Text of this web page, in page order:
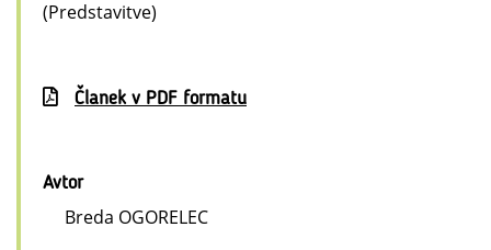
(Predstavitve)
Članek v PDF formatu
Avtor
Breda OGORELEC